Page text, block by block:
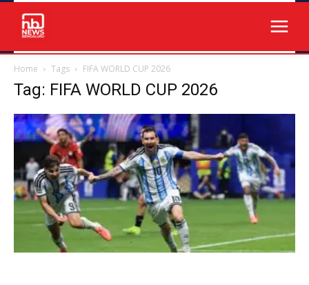
Home Tags FIFA WORLD CUP 2026
Tag: FIFA WORLD CUP 2026